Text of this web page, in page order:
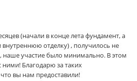
(начали в конце лета фундамент, а
отделку) , получилось не
наше участие было минимально. В этом
Благодарю за таких
вы нам предоставили!